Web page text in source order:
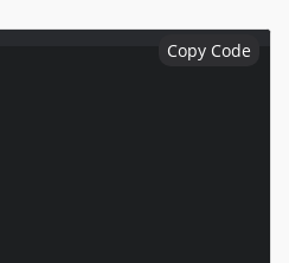
Copy Code